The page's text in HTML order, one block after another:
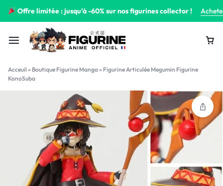
Offre limitée : jusqu’à -60% sur nos figurines collector !
Acceuil » Boutique Figurine Manga» Figurine Articulée Megumin Figurine
KonoSuba